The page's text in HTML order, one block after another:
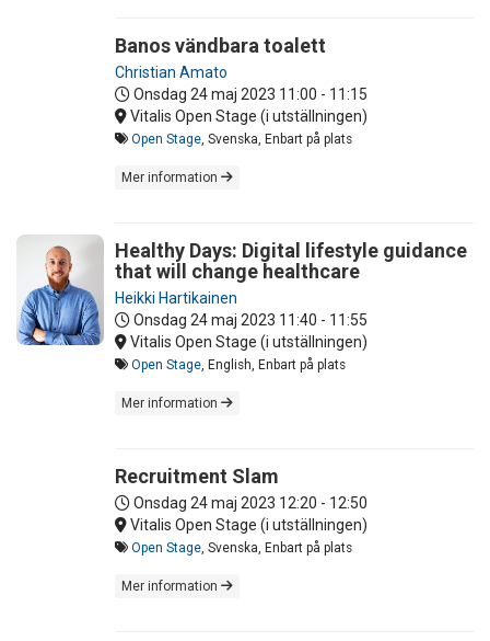
Banos vändbara toalett
Christian Amato
Onsdag 24 maj 2023 11:00 - 11:15
Vitalis Open Stage (i utställningen)
Open Stage , Svenska, Enbart på plats
Mer information
Healthy Days: Digital lifestyle guidance
that will change healthcare
Heikki Hartikainen
Onsdag 24 maj 2023 11:40 - 11:55
Vitalis Open Stage (i utställningen)
Open Stage , English, Enbart på plats
Mer information
Recruitment Slam
Onsdag 24 maj 2023 12:20 - 12:50
Vitalis Open Stage (i utställningen)
Open Stage , Svenska, Enbart på plats
Mer information